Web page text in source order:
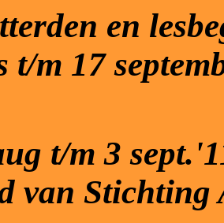
en
t/m 17
t/m 3
van